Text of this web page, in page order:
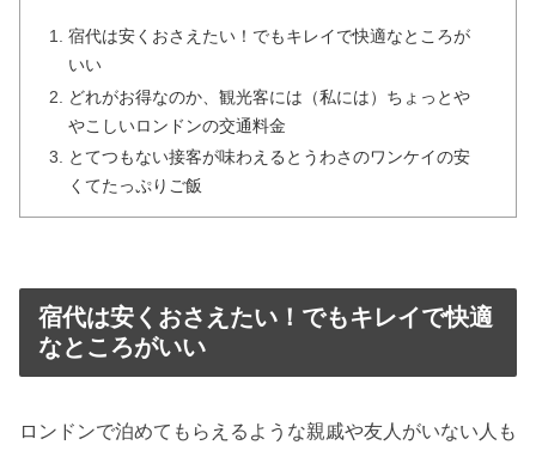
宿代は安くおさえたい！でもキレイで快適なところが
いい
どれがお得なのか、観光客には（私には）ちょっとや
やこしいロンドンの交通料金
とてつもない接客が味わえるとうわさのワンケイの安
くてたっぷりご飯
宿代は安くおさえたい！でもキレイで快適
なところがいい
ロンドンで泊めてもらえるような親戚や友人がいない人も